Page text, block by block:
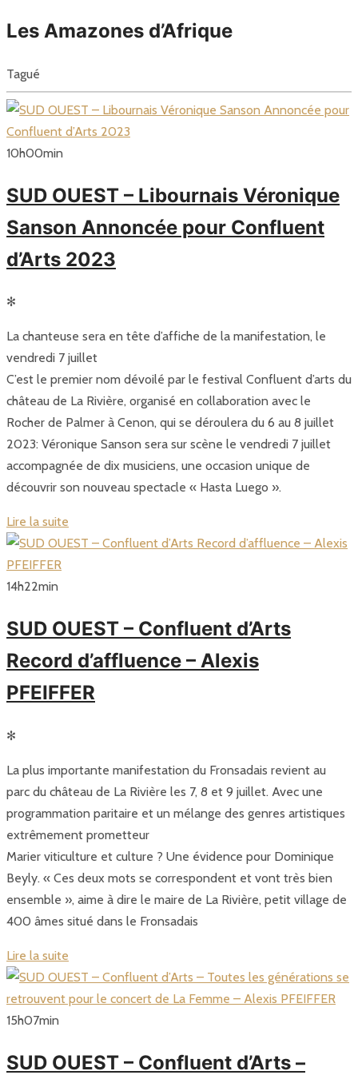
Les Amazones d’Afrique
Tagué
10h00min
SUD OUEST – Libournais Véronique
Sanson Annoncée pour Confluent
d’Arts 2023
✻
La chanteuse sera en tête d’affiche de la manifestation, le
vendredi 7 juillet
C’est le premier nom dévoilé par le festival Confluent d’arts du
château de La Rivière, organisé en collaboration avec le
Rocher de Palmer à Cenon, qui se déroulera du 6 au 8 juillet
2023: Véronique Sanson sera sur scène le vendredi 7 juillet
accompagnée de dix musiciens, une occasion unique de
découvrir son nouveau spectacle « Hasta Luego ».
Lire la suite
14h22min
SUD OUEST – Confluent d’Arts
Record d’affluence – Alexis
PFEIFFER
✻
La plus importante manifestation du Fronsadais revient au
parc du château de La Rivière les 7, 8 et 9 juillet. Avec une
programmation paritaire et un mélange des genres artistiques
extrêmement prometteur
Marier viticulture et culture ? Une évidence pour Dominique
Beyly. « Ces deux mots se correspondent et vont très bien
ensemble », aime à dire le maire de La Rivière, petit village de
400 âmes situé dans le Fronsadais
Lire la suite
15h07min
SUD OUEST – Confluent d’Arts –